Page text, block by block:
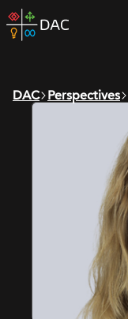
Skip
to
home
DAC Perspectives